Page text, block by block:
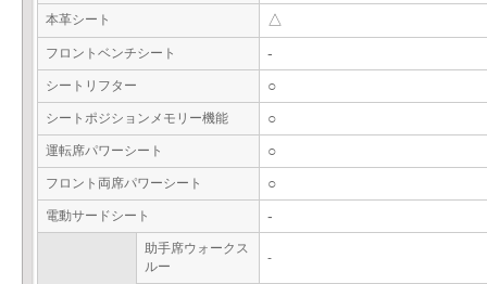
本革シート △
フロントベンチシート -
シートリフター ○
シートポジションメモリー機能 ○
運転席パワーシート ○
フロント両席パワーシート ○
電動サードシート -
助手席ウォークス
ルー
-